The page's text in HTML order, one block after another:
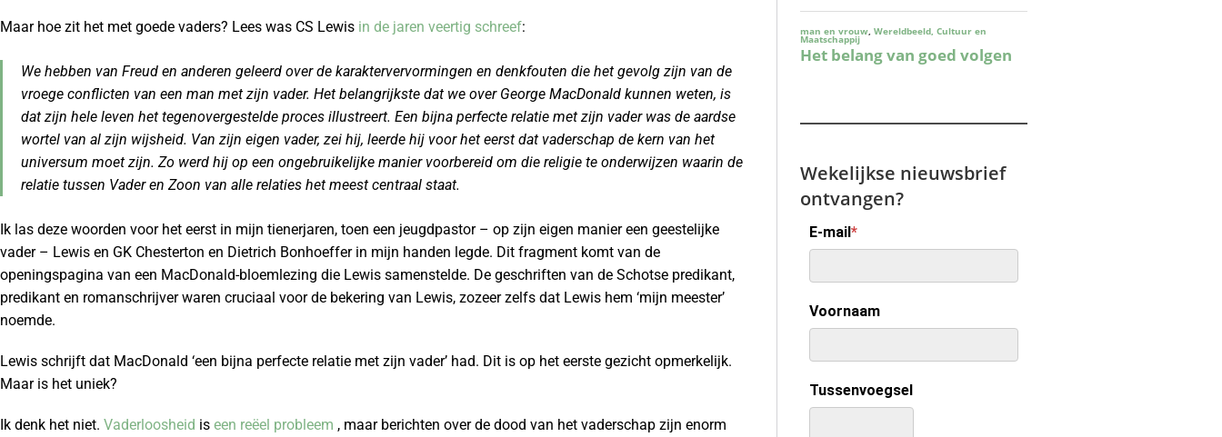
Maar hoe zit het met goede vaders? Lees was CS Lewis in de jaren veertig schreef:
We hebben van Freud en anderen geleerd over de karaktervervormingen en denkfouten die het gevolg zijn van de
vroege conflicten van een man met zijn vader. Het belangrijkste dat we over George MacDonald kunnen weten, is
dat zijn hele leven het tegenovergestelde proces illustreert. Een bijna perfecte relatie met zijn vader was de aardse
wortel van al zijn wijsheid. Van zijn eigen vader, zei hij, leerde hij voor het eerst dat vaderschap de kern van het
universum moet zijn. Zo werd hij op een ongebruikelijke manier voorbereid om die religie te onderwijzen waarin de
relatie tussen Vader en Zoon van alle relaties het meest centraal staat.
Ik las deze woorden voor het eerst in mijn tienerjaren, toen een jeugdpastor – op zijn eigen manier een geestelijke
vader – Lewis en GK Chesterton en Dietrich Bonhoeffer in mijn handen legde. Dit fragment komt van de
openingspagina van een MacDonald-bloemlezing die Lewis samenstelde. De geschriften van de Schotse predikant,
predikant en romanschrijver waren cruciaal voor de bekering van Lewis, zozeer zelfs dat Lewis hem ‘mijn meester’
noemde.
Lewis schrijft dat MacDonald ‘een bijna perfecte relatie met zijn vader’ had. Dit is op het eerste gezicht opmerkelijk.
Maar is het uniek?
Ik denk het niet. Vaderloosheid is een reëel probleem , maar berichten over de dood van het vaderschap zijn enorm
Wekelijkse nieuwsbrief
ontvangen?